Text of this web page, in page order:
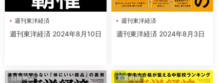
週刊東洋経済
週刊東洋経済 2024年8月10日
週刊東洋経済
週刊東洋経済 2024年8月3日
日韓雜誌 商業财經